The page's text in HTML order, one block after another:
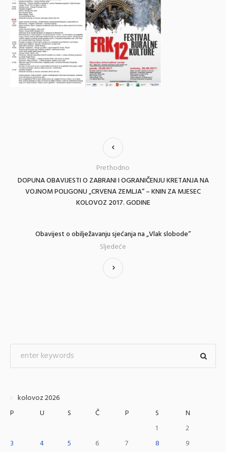
DOPUNA OBAVIJESTI O ZABRANI I OGRANIČENJU KRETANJA NA
VOJNOM POLIGONU „CRVENA ZEMLJA“ – KNIN ZA MJESEC
KOLOVOZ 2017. GODINE
Prethodno
Obavijest o obilježavanju sjećanja na „Vlak slobode“
Sljedeće
kolovoz 2026
P
U S Č P S
N
1
2
3
4 5 6 7 8
9